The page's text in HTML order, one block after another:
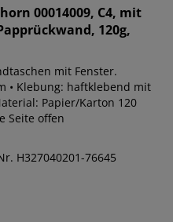
00014009, C4, mit
120g,
mit Fenster.
• Klebung: haftklebend mit
Papier/Karton 120
Seite offen
H327040201-76645